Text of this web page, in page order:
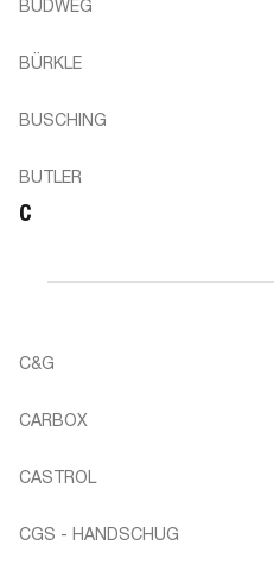
BUDWEG
BÜRKLE
BUSCHING
BUTLER
C
C&G
CARBOX
CASTROL
CGS - HANDSCHUG